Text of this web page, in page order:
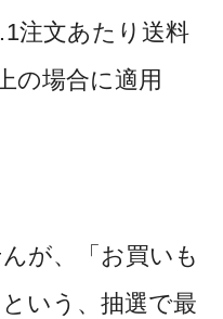
注文あたり送料
の場合に適用
が、「お買いも
いう、抽選で最